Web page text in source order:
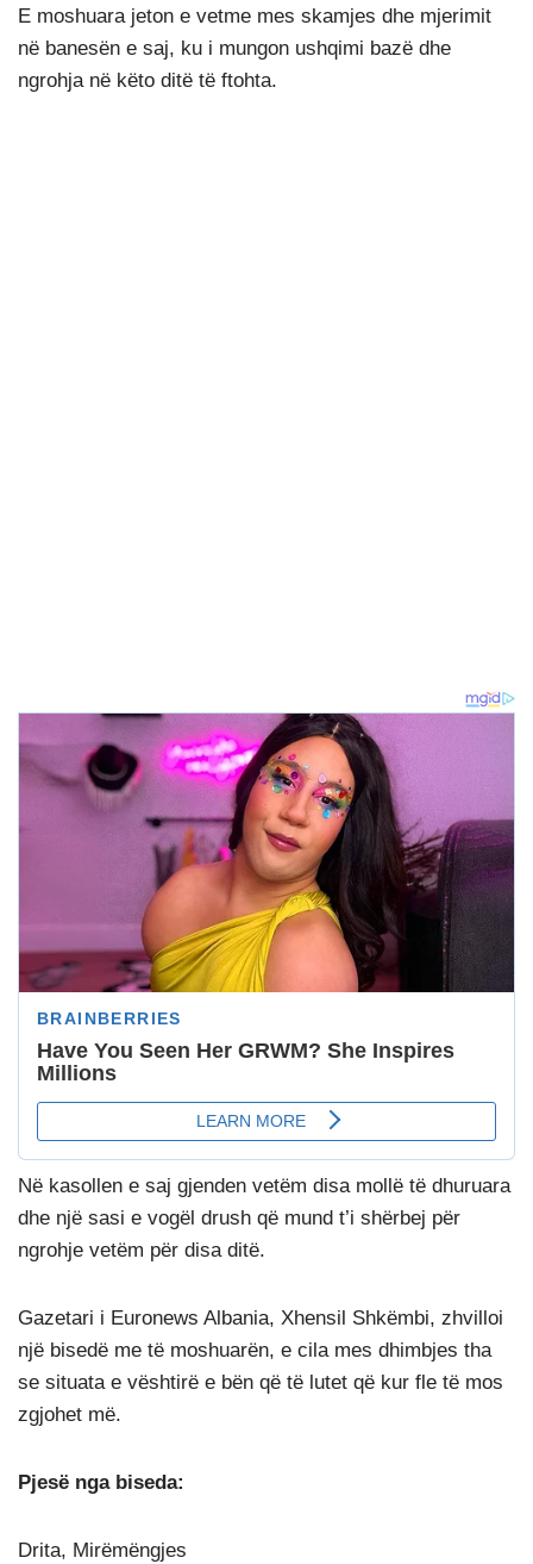
E moshuara jeton e vetme mes skamjes dhe mjerimit
në banesën e saj, ku i mungon ushqimi bazë dhe
ngrohja në këto ditë të ftohta.
Në kasollen e saj gjenden vetëm disa mollë të dhuruara
dhe një sasi e vogël drush që mund t’i shërbej për
ngrohje vetëm për disa ditë.
Gazetari i Euronews Albania, Xhensil Shkëmbi, zhvilloi
një bisedë me të moshuarën, e cila mes dhimbjes tha
se situata e vështirë e bën që të lutet që kur fle të mos
zgjohet më.
Pjesë nga biseda:
Drita, Mirëmëngjes